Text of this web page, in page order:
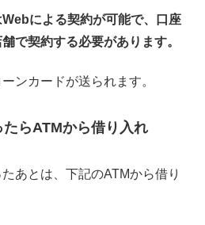
による契約が可能で、口座
で契約する必要があります。
ンカードが送られます。
らATMから借り入れ
あとは、下記のATMから借り